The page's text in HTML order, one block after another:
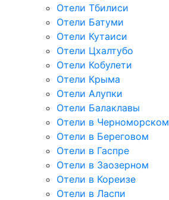
Отели Тбилиси
Отели Батуми
Отели Кутаиси
Отели Цхалтубо
Отели Кобулети
Отели Крыма
Отели Алупки
Отели Балаклавы
Отели в Черноморском
Отели в Береговом
Отели в Гаспре
Отели в Заозерном
Отели в Кореизе
Отели в Ласпи